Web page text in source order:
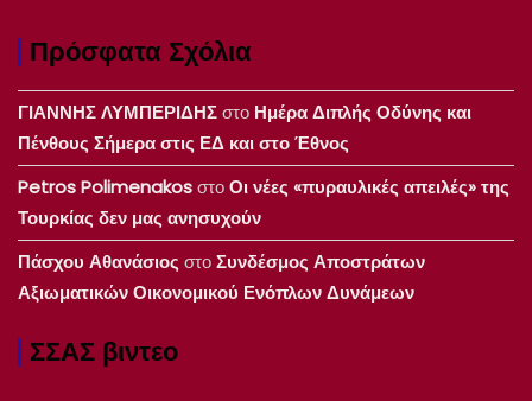
Πρόσφατα Σχόλια
ΓΙΑΝΝΗΣ ΛΥΜΠΕΡΙΔΗΣστο Ημέρα Διπλής Οδύνης και
Πένθους Σήμερα στις ΕΔ και στο Έθνος
Petros PolimenakosστοΟι νέες «πυραυλικές απειλές» της
Τουρκίας δεν μας ανησυχούν
Πάσχου Αθανάσιος στοΣυνδέσμος Αποστράτων
Αξιωματικών Οικονομικού Ενόπλων Δυνάμεων
ΣΣΑΣ βιντεο